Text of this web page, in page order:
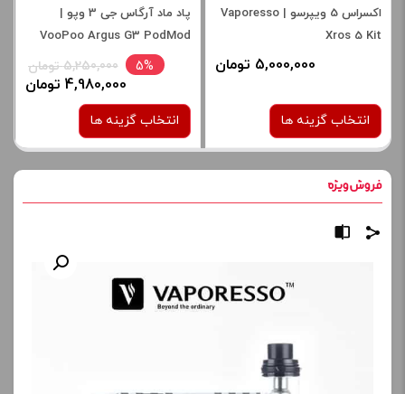
اکسراس 5 ویپرسو | Vaporesso
Xros 5 Kit
5,000,000 تومان
انتخاب گزینه ها
برای فعال شدن سبد خرید و
محصول را از کادر بالا انتخاب
پاد ماد آرگاس جی 3 وپو |
VooPoo Argus G3 PodMod
5% 5,250,000 تومان
4,980,000 تومان
انتخاب گزینه ها
Diamond White
Mos Green